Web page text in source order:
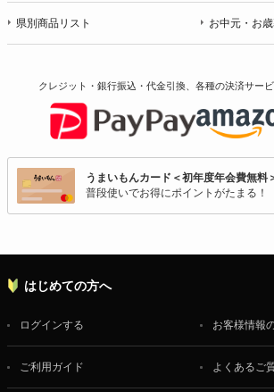
県別商品リスト お中元・お
クレジット・銀行振込・代金引換、各種の決済サー
うまいもんカード＜初年度年会費無料
普段使いでお得にポイントがたまる！
はじめての方へ
ログインする お客様情報
ご利用ガイド よくあるご